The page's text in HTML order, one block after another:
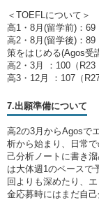
＜TOEFLについて＞
高1・8月(留学前)：
高2・8月(留学後)：
策をはじめる(Agos受
高2・3月 ：100（R23
高3・12月 ：107（
7.出願準備について
高2の3月からAgosで
析から始まり、日常
己分析ノートに書き
は大体週1のペースで
回よりも深めたり、
金応募時にはまだ自